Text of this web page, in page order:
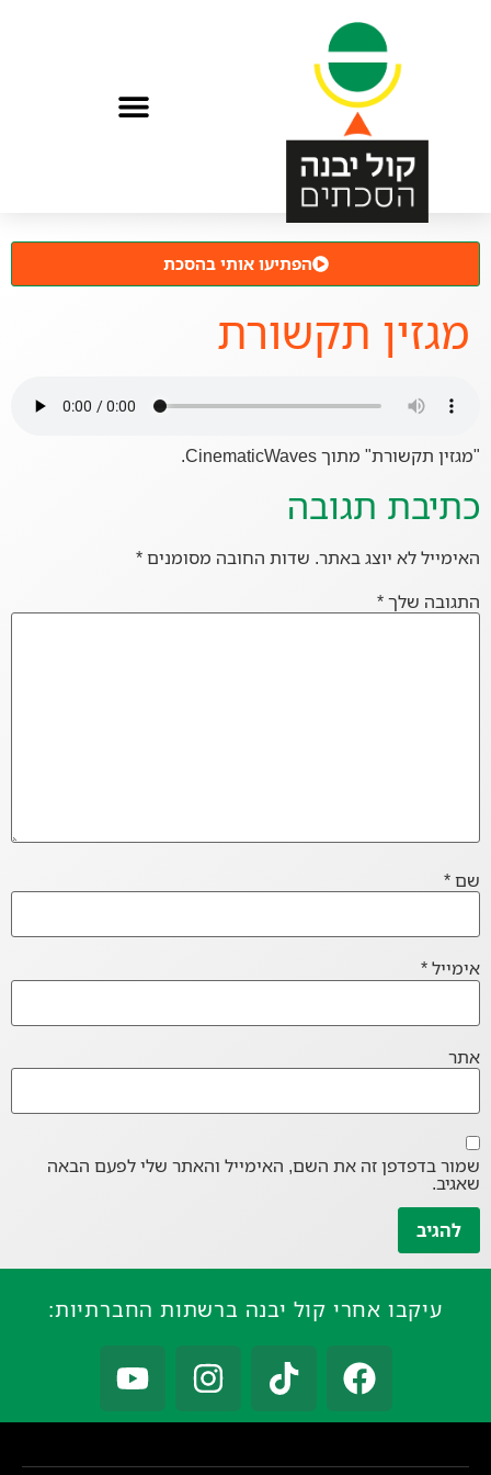
הפתיעו אותי בהסכת
מגזין תקשורת
"מגזין תקשורת" מתוך CinematicWaves.
כתיבת תגובה
האימייל לא יוצג באתר. שדות החובה מסומנים*
התגובה שלך*
שם*
אימייל*
אתר
שמור בדפדפן זה את השם, האימייל והאתר שלי לפעם הבאה
שאגיב.
עיקבו אחרי קול יבנה ברשתות החברתיות: